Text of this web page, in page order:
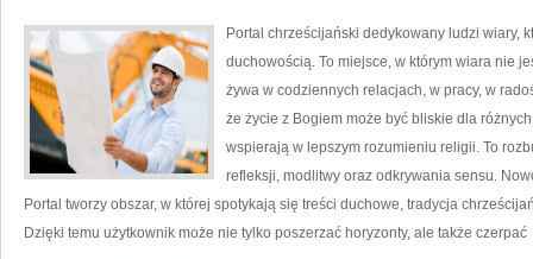
Portal chrześcijański dedykowany ludzi wiary,
duchowością. To miejsce, w którym wiara nie
żywa w codziennych relacjach, w pracy, w
że życie z Bogiem może być bliskie dla
wspierają w lepszym rozumieniu religii. To
refleksji, modlitwy oraz odkrywania sensu.
Portal tworzy obszar, w której spotykają się treści duchowe, tradycja
Dzięki temu użytkownik może nie tylko poszerzać horyzonty, ale także czerpać